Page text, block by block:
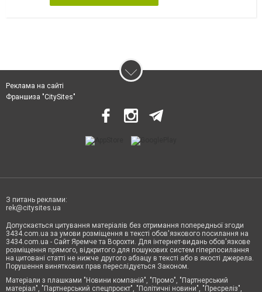
Реклама на сайті
Франшиза "CitySites"
З питань реклами:
rek@citysites.ua
Допускається цитування матеріалів без отримання попередньої згоди
3434.com.ua за умови розміщення в тексті обов'язкового посилання на
3434.com.ua - Сайт Яремче та Ворохти. Для інтернет-видань обов'язкове
розміщення прямого, відкритого для пошукових систем гіперпосилання
на цитовані статті не нижче другого абзацу в тексті або в якості джерела.
Порушення виняткових прав переслідується Законом.
Матеріали з плашками "Новини компаній", "Промо", "Партнерський
матеріал", "Партнерський спецпроєкт", "Політичні новини", "Пресреліз",